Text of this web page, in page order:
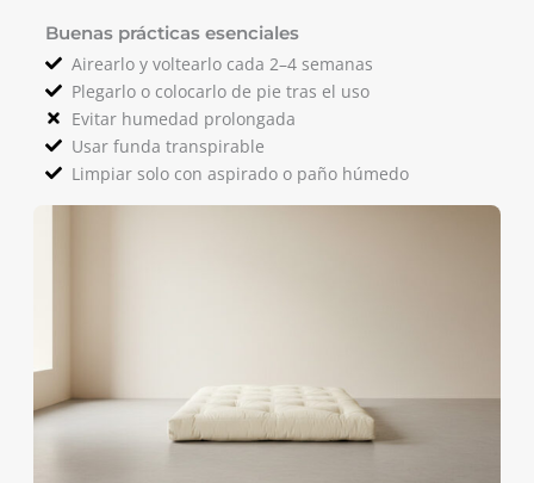
Buenas prácticas esenciales
Airearlo y voltearlo cada 2–4 semanas
Plegarlo o colocarlo de pie tras el uso
Evitar humedad prolongada
Usar funda transpirable
Limpiar solo con aspirado o paño húmedo